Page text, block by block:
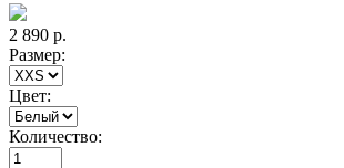
2 890 р.
Размер:
Цвет:
Количество: